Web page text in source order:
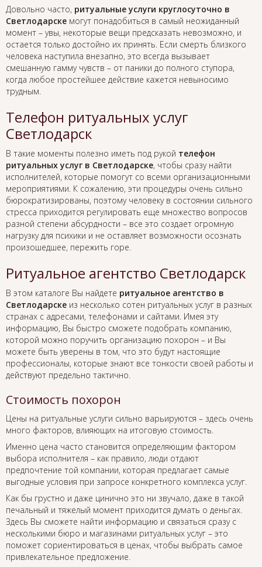
Довольно часто, ритуальные услуги круглосуточно в
Светлодарске могут понадобиться в самый неожиданный
момент – увы, некоторые вещи предсказать невозможно, и
остается только достойно их принять. Если смерть близкого
человека наступила внезапно, это всегда вызывает
смешанную гамму чувств – от паники до полного ступора,
когда любое простейшее действие кажется невыносимо
трудным.
Телефон ритуальных услуг
Светлодарск
В такие моменты полезно иметь под рукой телефон
ритуальных услуг в Светлодарске, чтобы сразу найти
исполнителей, которые помогут со всеми организационными
мероприятиями. К сожалению, эти процедуры очень сильно
бюрократизированы, поэтому человеку в состоянии сильного
стресса приходится регулировать еще множество вопросов
разной степени абсурдности – все это создает огромную
нагрузку для психики и не оставляет возможности осознать
произошедшее, пережить горе.
Ритуальное агентство Светлодарск
В этом каталоге Вы найдете ритуальное агентство в
Светлодарске из несколько сотен ритуальных услуг в разных
странах с адресами, телефонами и сайтами. Имея эту
информацию, Вы быстро сможете подобрать компанию,
которой можно поручить организацию похорон – и Вы
можете быть уверены в том, что это будут настоящие
профессионалы, которые знают все тонкости своей работы и
действуют предельно тактично.
Стоимость похорон
Цены на ритуальные услуги сильно варьируются – здесь очень
много факторов, влияющих на итоговую стоимость.
Именно цена часто становится определяющим фактором
выбора исполнителя – как правило, люди отдают
предпочтение той компании, которая предлагает самые
выгодные условия при запросе конкретного комплекса услуг.
Как бы грустно и даже цинично это ни звучало, даже в такой
печальный и тяжелый момент приходится думать о деньгах.
Здесь Вы сможете найти информацию и связаться сразу с
несколькими бюро и магазинами ритуальных услуг – это
поможет сориентироваться в ценах, чтобы выбрать самое
привлекательное предложение.